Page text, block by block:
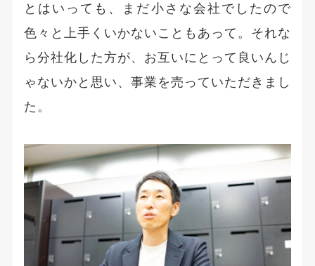
とはいっても、まだ小さな会社でしたので
色々と上手くいかないこともあって。それな
ら分社化した方が、お互いにとって良いんじ
ゃないかと思い、事業を売っていただきまし
た。